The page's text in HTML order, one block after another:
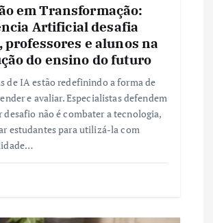
em Transformação:
Artificial desafia
professores e alunos na
do ensino do futuro
de IA estão redefinindo a forma de
e avaliar. Especialistas defendem
desafio não é combater a tecnologia,
estudantes para utilizá-la com